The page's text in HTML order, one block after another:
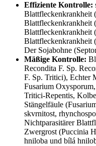
Effiziente Kontrolle:
Blattfleckenkrankheit
Blattfleckenkrankheit
Blattfleckenkrankheit
Blattfleckenkrankheit
Der Sojabohne
Mäßige Kontrolle:
Recondita F. Sp.
F. Sp. Tritici), Echter
Fusarium
Tritici-Repentis,
Stängelfäule
skvrnitost,
Nichtparasitärer
Zwergrost (Puccinia
hniloba und bílá